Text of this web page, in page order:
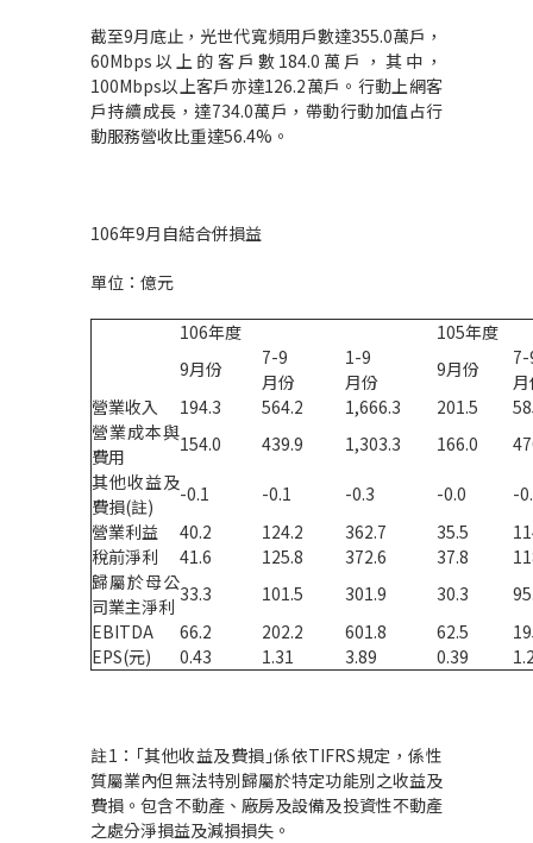
截至9月底止，光世代寬頻用戶數達355.0萬戶，
60Mbps以上的客戶數184.0萬戶，其中，
100Mbps以上客戶亦達126.2萬戶。行動上網客
戶持續成長，達734.0萬戶，帶動行動加值占行
動服務營收比重達56.4%。
106年9月自結合併損益
單位：億元
106年度
105年度
9月份
7-9
月份
1-9
月份
9月份
營業收入
194.3 564.2 1,666.3 201.5
營業成本與
費用
154.0 439.9 1,303.3 166.0
其他收益及
費損(註)
-0.1 -0.1 -0.3 -0.0
-
營業利益
40.2 124.2 362.7 35.5
稅前淨利
41.6 125.8 372.6 37.8
歸屬於母公
司業主淨利
33.3 101.5 301.9 30.3
EBITDA
66.2 202.2 601.8 62.5
EPS(元)
0.43 1.31 3.89 0.39
註1：｢其他收益及費損｣係依TIFRS規定，係性
質屬業內但無法特別歸屬於特定功能別之收益及
費損。包含不動產、廠房及設備及投資性不動產
之處分淨損益及減損損失。